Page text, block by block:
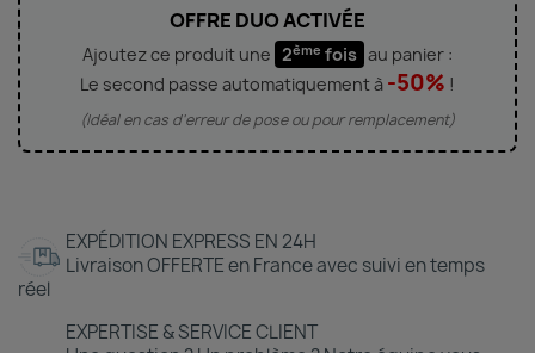
OFFRE DUO ACTIVÉE
Ajoutez ce produit une 2ème fois au panier :
Le second passe automatiquement à -50% !
(Idéal en cas d'erreur de pose ou pour remplacement)
EXPÉDITION EXPRESS EN 24H
Livraison OFFERTE en France avec suivi en temps
réel
EXPERTISE & SERVICE CLIENT